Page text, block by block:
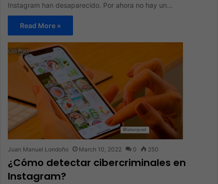
Instagram han desaparecido. Por ahora no hay un…
Read More »
Juan Manuel Londoño March 10, 2022 0 250
¿Cómo detectar cibercriminales en
Instagram?